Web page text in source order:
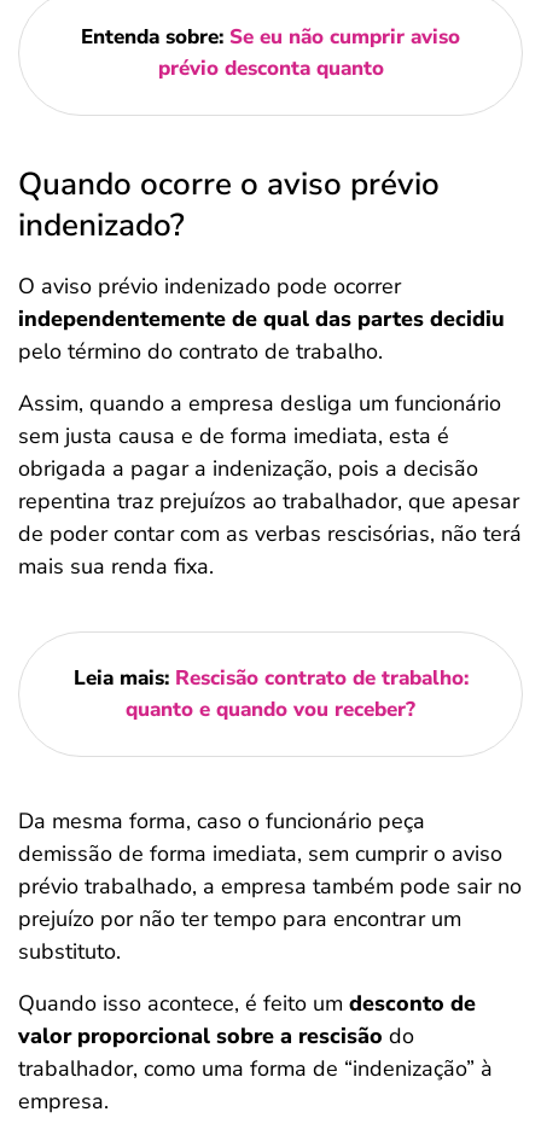
Entenda sobre: Se eu não cumprir aviso
prévio desconta quanto
Quando ocorre o aviso prévio
indenizado?
O aviso prévio indenizado pode ocorrer
independentemente de qual das partes decidiu
pelo término do contrato de trabalho.
Assim, quando a empresa desliga um funcionário
sem justa causa e de forma imediata, esta é
obrigada a pagar a indenização, pois a decisão
repentina traz prejuízos ao trabalhador, que apesar
de poder contar com as verbas rescisórias, não terá
mais sua renda fixa.
Leia mais: Rescisão contrato de trabalho:
quanto e quando vou receber?
Da mesma forma, caso o funcionário peça
demissão de forma imediata, sem cumprir o aviso
prévio trabalhado, a empresa também pode sair no
prejuízo por não ter tempo para encontrar um
substituto.
Quando isso acontece, é feito um desconto de
valor proporcional sobre a rescisão do
trabalhador, como uma forma de “indenização” à
empresa.